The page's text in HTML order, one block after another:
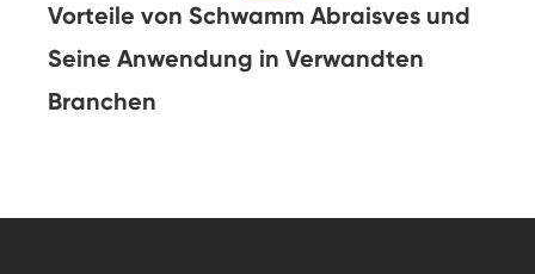
Vorteile von Schwamm Abraisves und
Seine Anwendung in Verwandten
Branchen